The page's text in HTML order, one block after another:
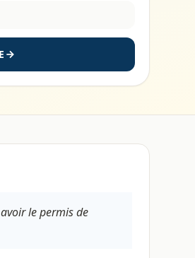
le permis de